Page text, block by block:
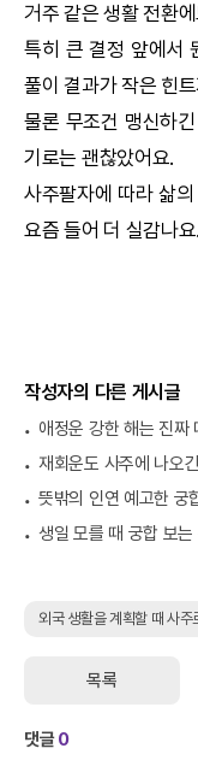
거주 같은 생활 전환
특히 큰 결정 앞에서
풀이 결과가 작은 힌
물론 무조건 맹신하
기로는 괜찮았어요.
사주팔자에 따라 삶
요즘 들어 더 실감나요.
작성자의 다른 게시글
애정운 강한 해는 진짜
재회운도 사주에 나오
뜻밖의 인연 예고한 궁
생일 모를 때 궁합 보
외국 생활을 계획할 때 사
목록
댓글0